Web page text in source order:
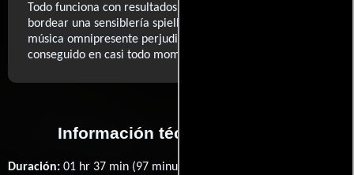
Todo funciona con resultados aceptables (...) pese a
bordear una sensiblería spielbergiana (...) y a que la
música omnipresente perjudique a veces un suspense
conseguido en casi todo momento (...)
Información técnica y general
Duración: 01 hr 37 min (97 minutos) .